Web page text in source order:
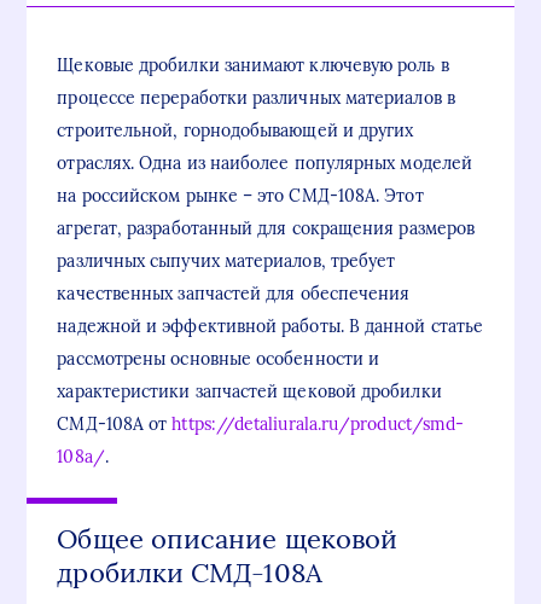
Щековые дробилки занимают ключевую роль в
процессе переработки различных материалов в
строительной, горнодобывающей и других
отраслях. Одна из наиболее популярных моделей
на российском рынке – это СМД-108А. Этот
агрегат, разработанный для сокращения размеров
различных сыпучих материалов, требует
качественных запчастей для обеспечения
надежной и эффективной работы. В данной статье
рассмотрены основные особенности и
характеристики запчастей щековой дробилки
СМД-108А отhttps://detaliurala.ru/product/smd-
108a/.
Общее описание щековой
дробилки СМД-108А